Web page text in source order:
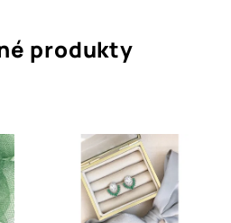
produkty